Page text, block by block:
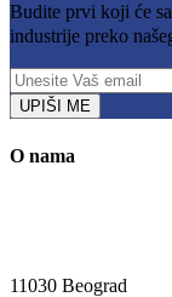
Budite prvi koji će
industrije preko
UPIŠI ME
O nama
11030 Beograd